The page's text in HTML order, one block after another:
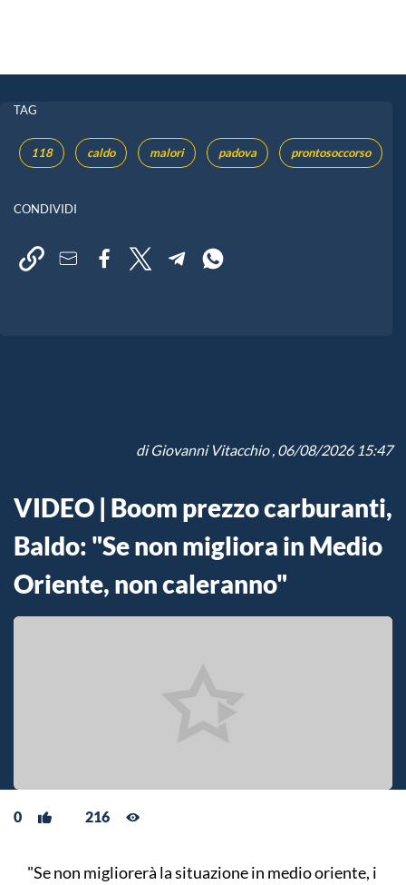
TAG
118 caldo malori padova prontosoccorso
CONDIVIDI
diGiovanni Vitacchio, 06/08/2026 15:47
VIDEO | Boom prezzo carburanti,
Baldo: "Se non migliora in Medio
Oriente, non caleranno"
0 216
"Se non migliorerà la situazione in medio oriente, i